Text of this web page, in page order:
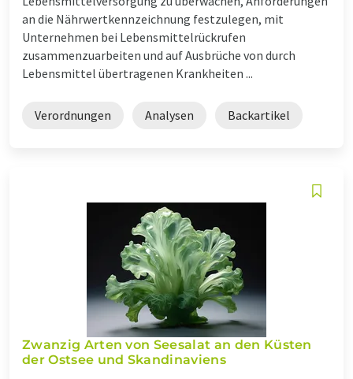
an die Nährwertkennzeichnung festzulegen, mit
Unternehmen bei Lebensmittelrückrufen
zusammenzuarbeiten und auf Ausbrüche von durch
Lebensmittel übertragenen Krankheiten ...
Verordnungen Analysen Backartikel
Zwanzig Arten von Seesalat an den Küsten
der Ostsee und Skandinaviens